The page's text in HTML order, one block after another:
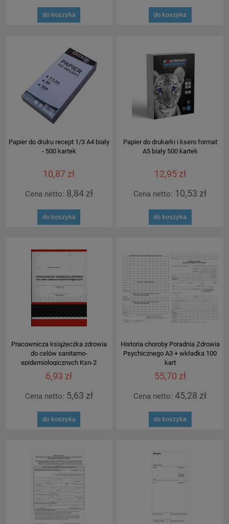
do koszyka do koszyka
Papier do druku recept 1/3 A4 biały
- 500 kartek
10,87 zł
Cena netto: 8,84 zł
do koszyka
Papier do drukarki i ksero format
A5 biały 500 kartek
12,95 zł
Cena netto: 10,53 zł
do koszyka
Pracownicza książeczka zdrowia
do celów sanitarno-
epidemiologicznych Ksn-2
6,93 zł
Cena netto: 5,63 zł
do koszyka
Historia choroby Poradnia Zdrowia
Psychicznego A3 + wkładka 100
kart
55,70 zł
Cena netto:45,28 zł
do koszyka